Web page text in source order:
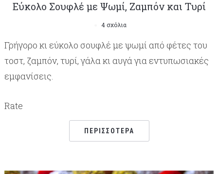
Εύκολο Σουφλέ με Ψωμί, Zαμπόν και Tυρί
4 σχόλια
Γρήγορο κι εύκολο σουφλέ με ψωμί από φέτες του
τοστ, ζαμπόν, τυρί, γάλα κι αυγά για εντυπωσιακές
εμφανίσεις.
Rate
ΠΕΡΙΣΣΌΤΕΡΑ